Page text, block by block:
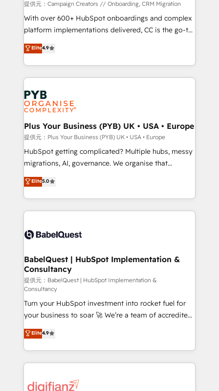
guided implementation and seamless integration of
the CRM platform into your digital ecosystem. Would
you like support in deploying your inbound
to your needs and sales objectives. With 125+
certifications, we are part of the most certified
services are offered in both English & French.
提供元：Campaign Creators // Onboarding, CRM Migration
With over 600+ HubSpot onboardings and complex
platform implementations delivered, CC is the go-to
Elite Solutions Partner for businesses ready to
migrate, replatform, and scale smarter. We specialize
in high-impact CRM and CMS migrations and
onboarding from platforms like Salesforce, NetSuite,
Zoho, Pardot, Marketo, Microsoft Dynamics, Wix,
WordPress and legacy CRMs, turning fragmented
systems into unified, growth-ready HubSpot
architectures that accelerate revenue operations and
performance. - Multi-object CRM migration, cleanup,
and implementation. - Pre-built and custom
integrations across your full tech stack. - Custom
- Dashboards, lifecycle campaigns, and lead
nurturing sequences. - Cross-hub setup across
scalable retainers. Let’s make HubSpot your most
powerful growth engine. Built to convert, scale, and
Elite4.9
Plus Your Business (PYB) UK • USA • Europe
提供元：Plus Your Business (PYB) UK • USA • Europe
HubSpot getting complicated? Multiple hubs, messy
migrations, AI, governance. We organise that
complexity, so your team can put HubSpot to work...
Welcome to our Profile! We help with: • CRM
implementation, reports, workflows, and team
training • CRM migration from Salesforce, Pipedrive,
custom API integrations with ERP (and other
operations A little about us: • Boutique 'Elite' team of
12 • 150+ clients across Sales Hub, Marketing Hub,
Service Hub, Data Hub and CMS • ISO/IEC
27001:2022, ISO 9001:2015, and ISO 42001:2023
certified - the AI management standard • GuardHub:
our AI governance framework, built on ISO 42001
Ready for the next step? Click the 👈 '𝗖𝗼𝗻𝘁𝗮𝗰𝘁
𝗯𝘂𝘀𝗶𝗻𝗲𝘀𝘀' button to get in touch (𝘸𝘦'𝘳𝘦 𝘴𝘶𝘱𝘦𝘳
𝘳𝘦𝘴𝘱𝘰𝘯𝘴𝘪𝘷𝘦)
Elite5.0
BabelQuest | HubSpot Implementation &
Consultancy
提供元：BabelQuest | HubSpot Implementation &
Consultancy
Turn your HubSpot investment into rocket fuel for
your business to soar 🚀 We’re a team of accredited
HubSpot experts ready to help you. We can
implement the platform into complex business
environments, optimise what you've got and make
sure you can actually use it, build your website in
for you and execute it on HubSpot. We are on the
Elite4.9